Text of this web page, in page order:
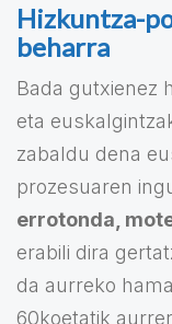
Hizkuntza-
beharra
Bada gutxienez
eta
zabaldu dena
prozesuaren
errotonda,
erabili dira
da aurreko
60koetatik